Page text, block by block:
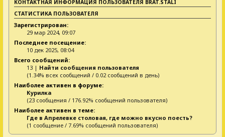
КОНТАКТНАЯ ИНФОРМАЦИЯ ПОЛЬЗОВАТЕЛЯ BRAT.STALI
СТАТИСТИКА ПОЛЬЗОВАТЕЛЯ
Зарегистрирован:
29 мар 2024, 09:07
Последнее посещение:
10 дек 2025, 08:04
Всего сообщений:
13 | Найти сообщения пользователя
(1.34% всех сообщений / 0.02 сообщений в день)
Наиболее активен в форуме:
Курилка
(23 сообщения / 176.92% сообщений пользователя)
Наиболее активен в теме:
Где в Апрелевке столовая, где можно вкусно поесть?
(1 сообщение / 7.69% сообщений пользователя)